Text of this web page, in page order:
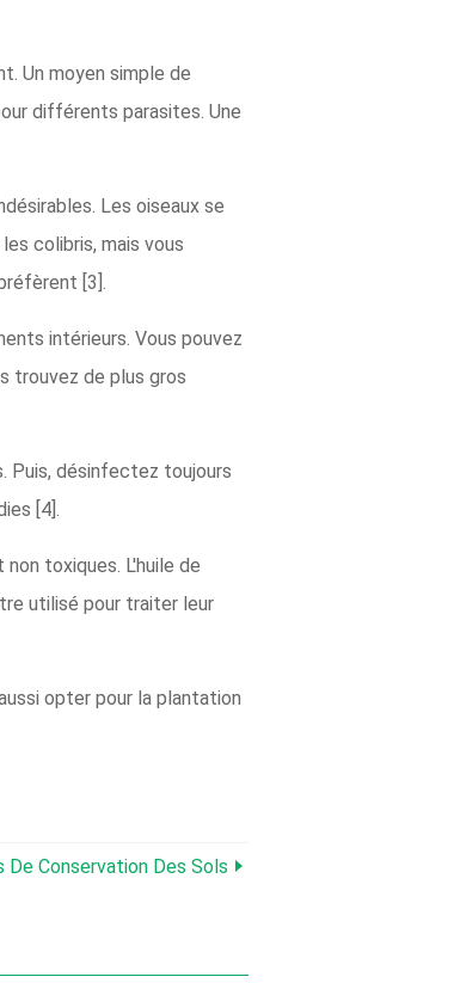
Un moyen simple de
différents parasites. Une
Les oiseaux se
colibris, mais vous
[3].
intérieurs. Vous pouvez
trouvez de plus gros
Puis, désinfectez toujours
[4].
toxiques. L'huile de
utilisé pour traiter leur
opter pour la plantation
Conservation Des Sols